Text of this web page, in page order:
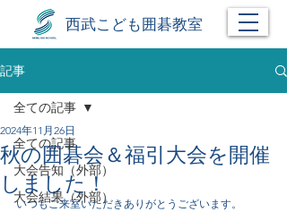
西武こども囲碁教室
記事
全ての記事
大会告知（外部）
大会結果（外部）
全ての記事
秋の囲碁会＆福引大会を開催
しました！
2024年11月26日
いつもご来室いただきありがとうございます。